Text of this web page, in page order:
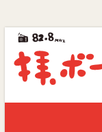
Skip
content
拝、
ボ
ー